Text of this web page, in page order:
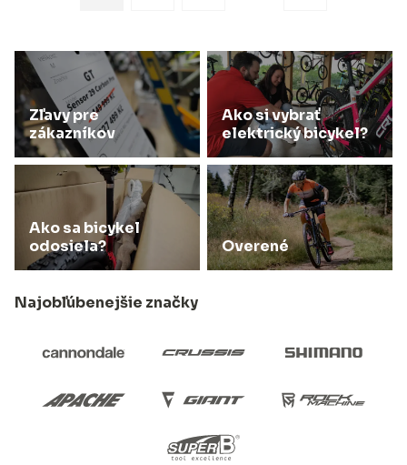
Zľavy pre
zákazníkov
Ako si vybrať
elektrický bicykel?
Ako sa bicykel
odosiela?
Overené
Najobľúbenejšie značky